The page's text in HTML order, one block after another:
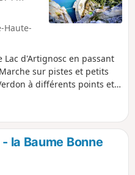
Haute-
d'Artignosc en passant
sur pistes et petits
à différents points et
sur la Barrage de
la Baume Bonne